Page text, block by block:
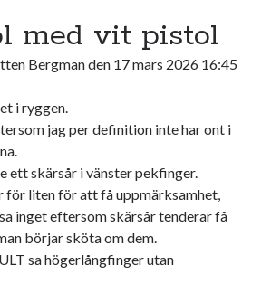
med vit pistol
Bergmanden 17 mars 2026 16:45
i ryggen.
jag per definition inte har ont i
ett skärsår i vänster pekfinger.
för liten för att få uppmärksamhet,
inget eftersom skärsår tenderar få
börjar sköta om dem.
sa högerlångfinger utan